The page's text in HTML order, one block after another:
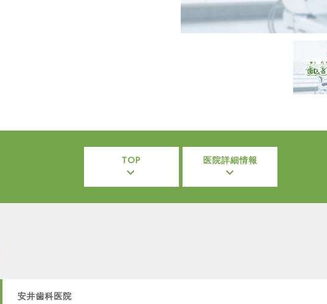
TOP 医院詳細情報
安井歯科医院